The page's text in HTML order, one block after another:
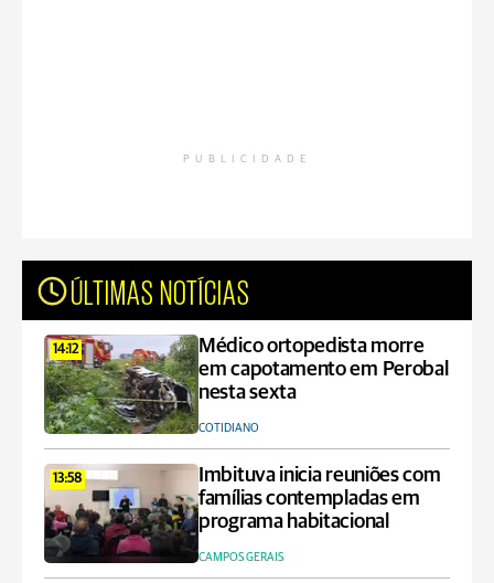
PUBLICIDADE
ÚLTIMAS NOTÍCIAS
14:12
Médico ortopedista morre
em capotamento em Perobal
nesta sexta
COTIDIANO
13:58
Imbituva inicia reuniões com
famílias contempladas em
programa habitacional
CAMPOS GERAIS